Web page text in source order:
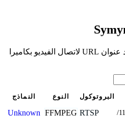
نصيحة: انقر فوق النموذج لتوليد عنوان URL لاتصال الفيديو بكاميرا
النماذج النوع البروتوكول
Unknown FFMPEG RTSP /11